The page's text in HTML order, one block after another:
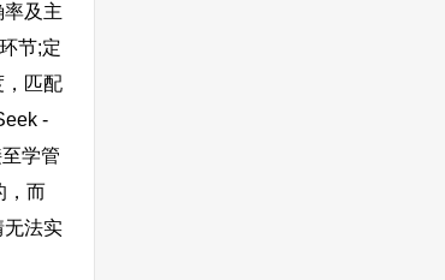
及主
节;定
，匹配
-
学管
，而
无法实